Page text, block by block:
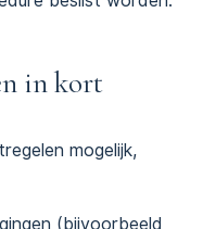
in kort
mogelijk,
(bijvoorbeeld